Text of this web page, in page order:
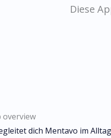
Diese
dich Mentavo im Alltag